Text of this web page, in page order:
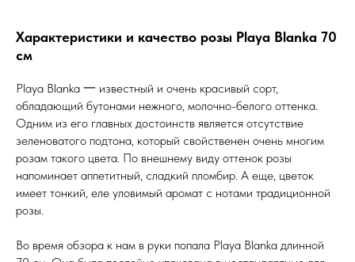
Характеристики и качество розы Playa Blanka 70
см
Playa Blanka 一 известный и очень красивый сорт,
обладающий бутонами нежного, молочно-белого оттенка.
Одним из его главных достоинств является отсутствие
зеленоватого подтона, который свойственен очень многим
розам такого цвета. По внешнему виду оттенок розы
напоминает аппетитный, сладкий пломбир. А еще, цветок
имеет тонкий, еле уловимый аромат с нотами традиционной
розы.
Во время обзора к нам в руки попала Playa Blanka длинной